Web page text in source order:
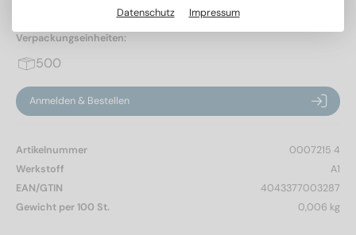
Zylinderstifte Form A, Toleranzfeld m6
Verpackungseinheiten:
500
Anmelden & Bestellen
Artikelnummer
0007215 4
Werkstoff
A1
EAN/GTIN
4043377003287
Gewicht per 100 St.
0,006 kg
Datenschutz Impressum